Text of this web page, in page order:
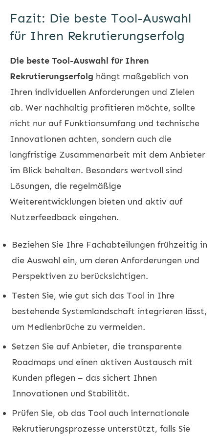
Fazit: Die beste Tool-Auswahl
für Ihren Rekrutierungserfolg
Die beste Tool-Auswahl für Ihren
Rekrutierungserfolg hängt maßgeblich von
Ihren individuellen Anforderungen und Zielen
ab. Wer nachhaltig profitieren möchte, sollte
nicht nur auf Funktionsumfang und technische
Innovationen achten, sondern auch die
langfristige Zusammenarbeit mit dem Anbieter
im Blick behalten. Besonders wertvoll sind
Lösungen, die regelmäßige
Weiterentwicklungen bieten und aktiv auf
Nutzerfeedback eingehen.
Beziehen Sie Ihre Fachabteilungen frühzeitig in
die Auswahl ein, um deren Anforderungen und
Perspektiven zu berücksichtigen.
Testen Sie, wie gut sich das Tool in Ihre
bestehende Systemlandschaft integrieren lässt,
um Medienbrüche zu vermeiden.
Setzen Sie auf Anbieter, die transparente
Roadmaps und einen aktiven Austausch mit
Kunden pflegen – das sichert Ihnen
Innovationen und Stabilität.
Prüfen Sie, ob das Tool auch internationale
Rekrutierungsprozesse unterstützt, falls Sie